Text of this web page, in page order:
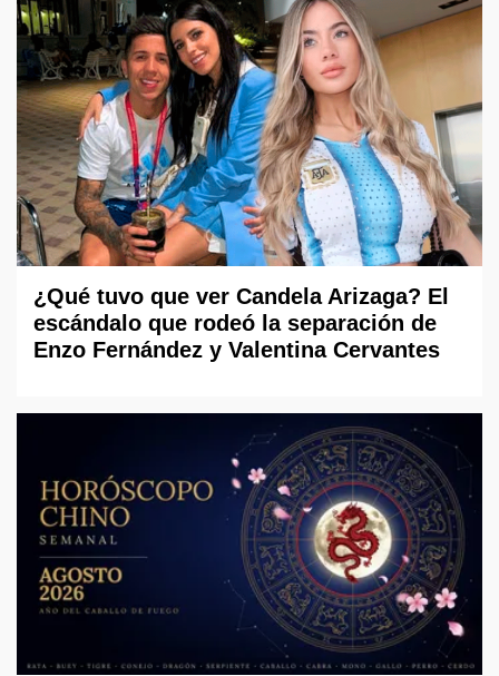
¿Qué tuvo que ver Candela Arizaga? El
escándalo que rodeó la separación de
Enzo Fernández y Valentina Cervantes